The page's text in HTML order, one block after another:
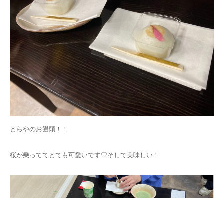
とらやのお饅頭！！
桜が乗っててとても可愛いです♡そして美味しい！